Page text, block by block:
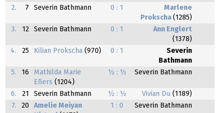
2.
7 Severin Bathmann 0 : 1
Marlene
Prokscha (1285)
3.
12 Severin Bathmann 0 : 1
Ann Englert
(1378)
4.
25 Kilian Prokscha (970) 0 : 1
Severin
Bathmann
5.
16
Mathilda Marie
Eßers (1204)
½ : ½ Severin Bathmann
6. 21 Severin Bathmann ½ : ½ Vivian Du (1189)
7.
20
Amelie Meiyan
1 : 0 Severin Bathmann